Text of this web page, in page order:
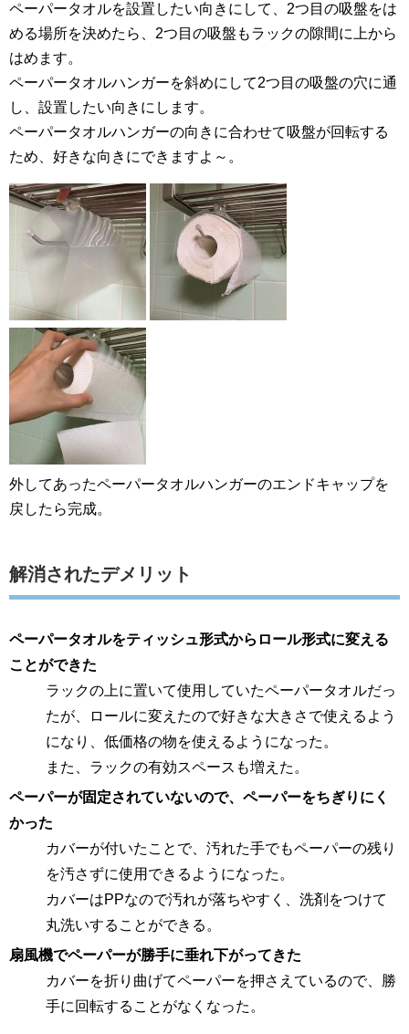
ペーパータオルを設置したい向きにして、2つ目の吸盤をは
める場所を決めたら、2つ目の吸盤もラックの隙間に上から
はめます。
ペーパータオルハンガーを斜めにして2つ目の吸盤の穴に通
し、設置したい向きにします。
ペーパータオルハンガーの向きに合わせて吸盤が回転する
ため、好きな向きにできますよ～。
外してあったペーパータオルハンガーのエンドキャップを
戻したら完成。
解消されたデメリット
ペーパータオルをティッシュ形式からロール形式に変える
ことができた
ラックの上に置いて使用していたペーパータオルだっ
たが、ロールに変えたので好きな大きさで使えるよう
になり、低価格の物を使えるようになった。
また、ラックの有効スペースも増えた。
ペーパーが固定されていないので、ペーパーをちぎりにく
かった
カバーが付いたことで、汚れた手でもペーパーの残り
を汚さずに使用できるようになった。
カバーはPPなので汚れが落ちやすく、洗剤をつけて
丸洗いすることができる。
扇風機でペーパーが勝手に垂れ下がってきた
カバーを折り曲げてペーパーを押さえているので、勝
手に回転することがなくなった。